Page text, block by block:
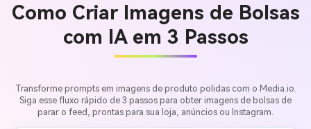
Como Criar Imagens de Bolsas
com IA em 3 Passos
Transforme prompts em imagens de produto polidas com o Media.io.
Siga esse fluxo rápido de 3 passos para obter imagens de bolsas de
parar o feed, prontas para sua loja, anúncios ou Instagram.